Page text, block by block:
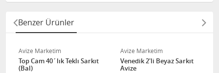
Benzer Ürünler
Avize Marketim
Top Cam 40´lık Teklı Sarkıt
(Bal)
Avize Marketim
Venedik 2'li Beyaz Sarkıt
Avize